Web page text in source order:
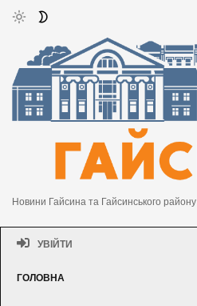
Новини Гайсина та Гайсинського району
УВІЙТИ
ГОЛОВНА